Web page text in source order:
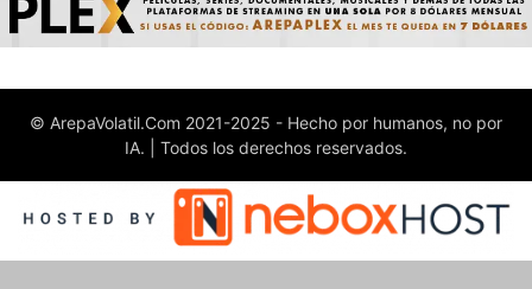
© ArepaVolatil.Com 2021-2025 - Hecho por humanos, no por
IA. | Todos los derechos reservados.